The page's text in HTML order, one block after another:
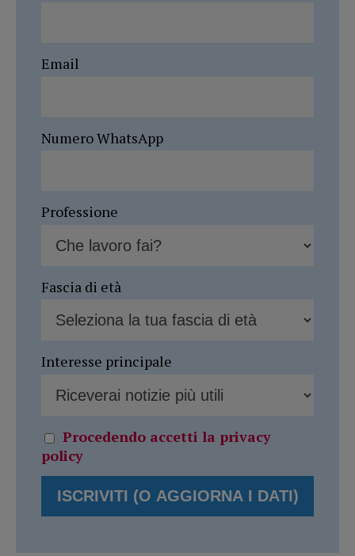
Email
Numero WhatsApp
Professione
Fascia di età
Interesse principale
Procedendo accetti la privacy
policy